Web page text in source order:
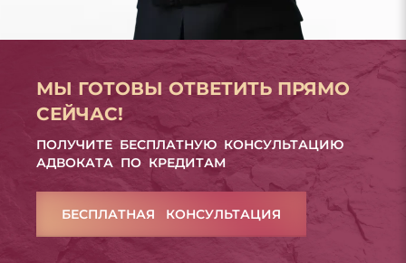
МЫ ГОТОВЫ ОТВЕТИТЬ ПРЯМО
СЕЙЧАС!
ПОЛУЧИТЕ БЕСПЛАТНУЮ КОНСУЛЬТАЦИЮ
АДВОКАТА ПО КРЕДИТАМ
БЕСПЛАТНАЯ КОНСУЛЬТАЦИЯ